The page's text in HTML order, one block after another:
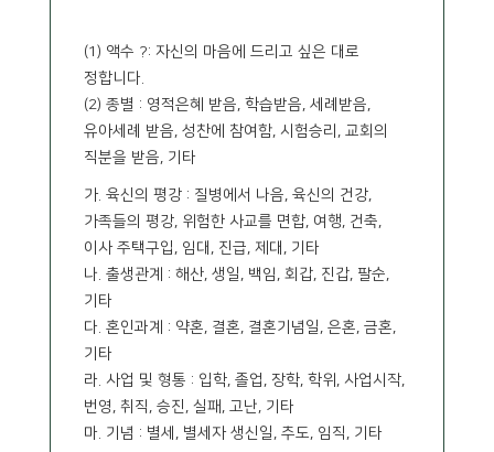
(1) 액수 ?: 자신의 마음에 드리고 싶은 대로
정합니다.
(2) 종별 : 영적은혜 받음, 학습받음, 세례받음,
유아세례 받음, 성찬에 참여함, 시험승리, 교회의
직분을 받음, 기타
가. 육신의 평강 : 질병에서 나음, 육신의 건강,
가족들의 평강, 위험한 사교를 면합, 여행, 건축,
이사 주택구입, 임대, 진급, 제대, 기타
나. 출생관계 : 해산, 생일, 백임, 회갑, 진갑, 팔순,
기타
다. 혼인과계 : 약혼, 결혼, 결혼기념일, 은혼, 금혼,
기타
라. 사업 및 형통 : 입학, 졸업, 장학, 학위, 사업시작,
번영, 취직, 승진, 실패, 고난, 기타
마. 기념 : 별세, 별세자 생신일, 추도, 임직, 기타